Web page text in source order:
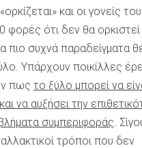
και οι γονείς
φορές ότι δεν θα
πιο συχνά παραδείγματα
Υπάρχουν ποικίλλες
πως το ξύλο μπορεί να
να αυξήσει την
συμπεριφοράς.
τρόποι που δεν